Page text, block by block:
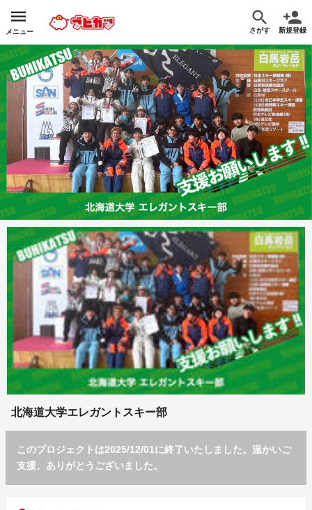
メニュー さがす 新規登録
北海道大学エレガントスキー部
このプロジェクトは2025/12/01に終了いたしました。温かいご
支援、ありがとうございました。